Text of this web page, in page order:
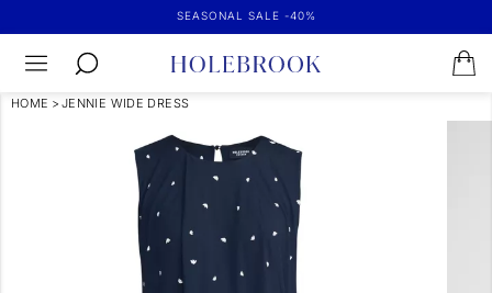
SEASONAL SALE -40%
HOME > JENNIE WIDE DRESS